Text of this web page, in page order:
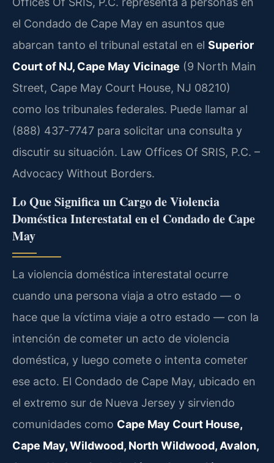
el Condado de Cape May en asuntos que
abarcan tanto el tribunal estatal en el Superior
Court of NJ, Cape May Vicinage (9 North Main
Street, Cape May Court House, NJ 08210)
como los tribunales federales. Puede llamar al
(888) 437-7747 para solicitar una consulta y
discutir su situación. Law Offices Of SRIS, P.C. –
Advocacy Without Borders.
Lo Que Significa un Cargo de Violencia
Doméstica Interestatal en el Condado de Cape
May
La violencia doméstica interestatal ocurre
cuando una persona viaja a otro estado — o
hace que la víctima viaje a otro estado — con la
intención de cometer un acto de violencia
doméstica, y luego comete o intenta cometer
ese acto. El Condado de Cape May, ubicado en
el extremo sur de Nueva Jersey y sirviendo
comunidades como Cape May Court House,
Cape May, Wildwood, North Wildwood, Avalon,